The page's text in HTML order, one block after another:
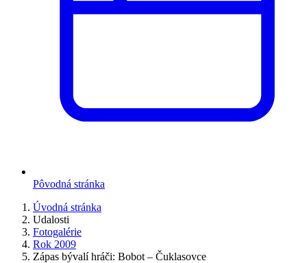
Pôvodná stránka
Úvodná stránka
Udalosti
Fotogalérie
Rok 2009
Zápas bývalí hráči: Bobot – Čuklasovce